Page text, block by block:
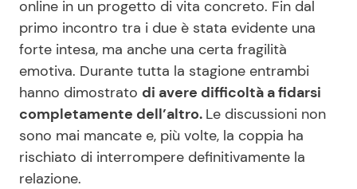
online in un progetto di vita concreto. Fin dal
primo incontro tra i due è stata evidente una
forte intesa, ma anche una certa fragilità
emotiva. Durante tutta la stagione entrambi
hanno dimostrato di avere difficoltà a fidarsi
completamente dell’altro. Le discussioni non
sono mai mancate e, più volte, la coppia ha
rischiato di interrompere definitivamente la
relazione.